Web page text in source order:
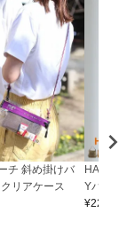
チ 斜め掛けバ
リアケース
Yバッグ
¥22,000